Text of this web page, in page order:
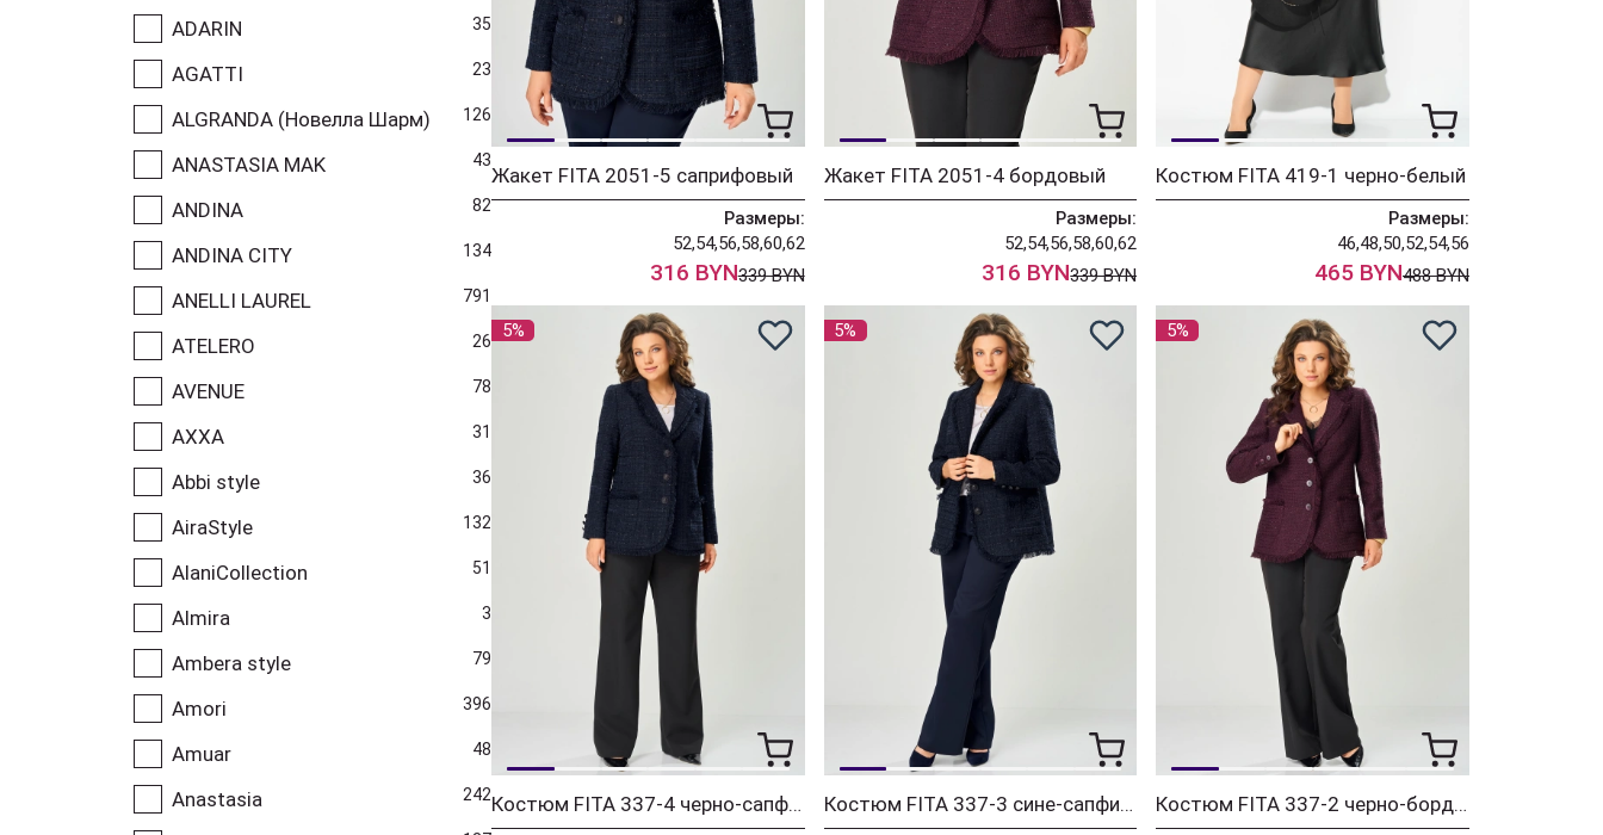
ADARIN 35
AGATTI 23
ALGRANDA (Новелла Шарм) 126
ANASTASIA MAK 43
ANDINA 82
ANDINA CITY 134
ANELLI LAUREL 791
ATELERO 26
AVENUE 78
AXXA 31
Abbi style 36
AiraStyle 132
AlaniCollection 51
Almira 3
Ambera style 79
Amori 396
Amuar 48
Anastasia 242
Жакет FITA 2051-5 саприфовый
Размеры:
52,54,56,58,60,62
316 BYN339 BYN
Жакет FITA 2051-4 бордовый
Размеры:
52,54,56,58,60,62
316 BYN339 BYN
Костюм FITA 419-1 черно-белый
Размеры:
46,48,50,52,54,56
465 BYN488 BYN
5%
Костюм FITA 337-4 черно-сапфировый
5%
Костюм FITA 337-3 сине-сапфировый
5%
Костюм FITA 337-2 черно-бордовый